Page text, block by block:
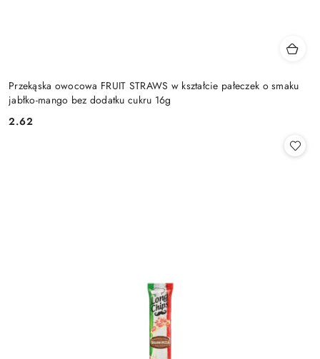
Przekąska owocowa FRUIT STRAWS w kształcie pałeczek o smaku
jabłko-mango bez dodatku cukru 16g
Cena:
2.62